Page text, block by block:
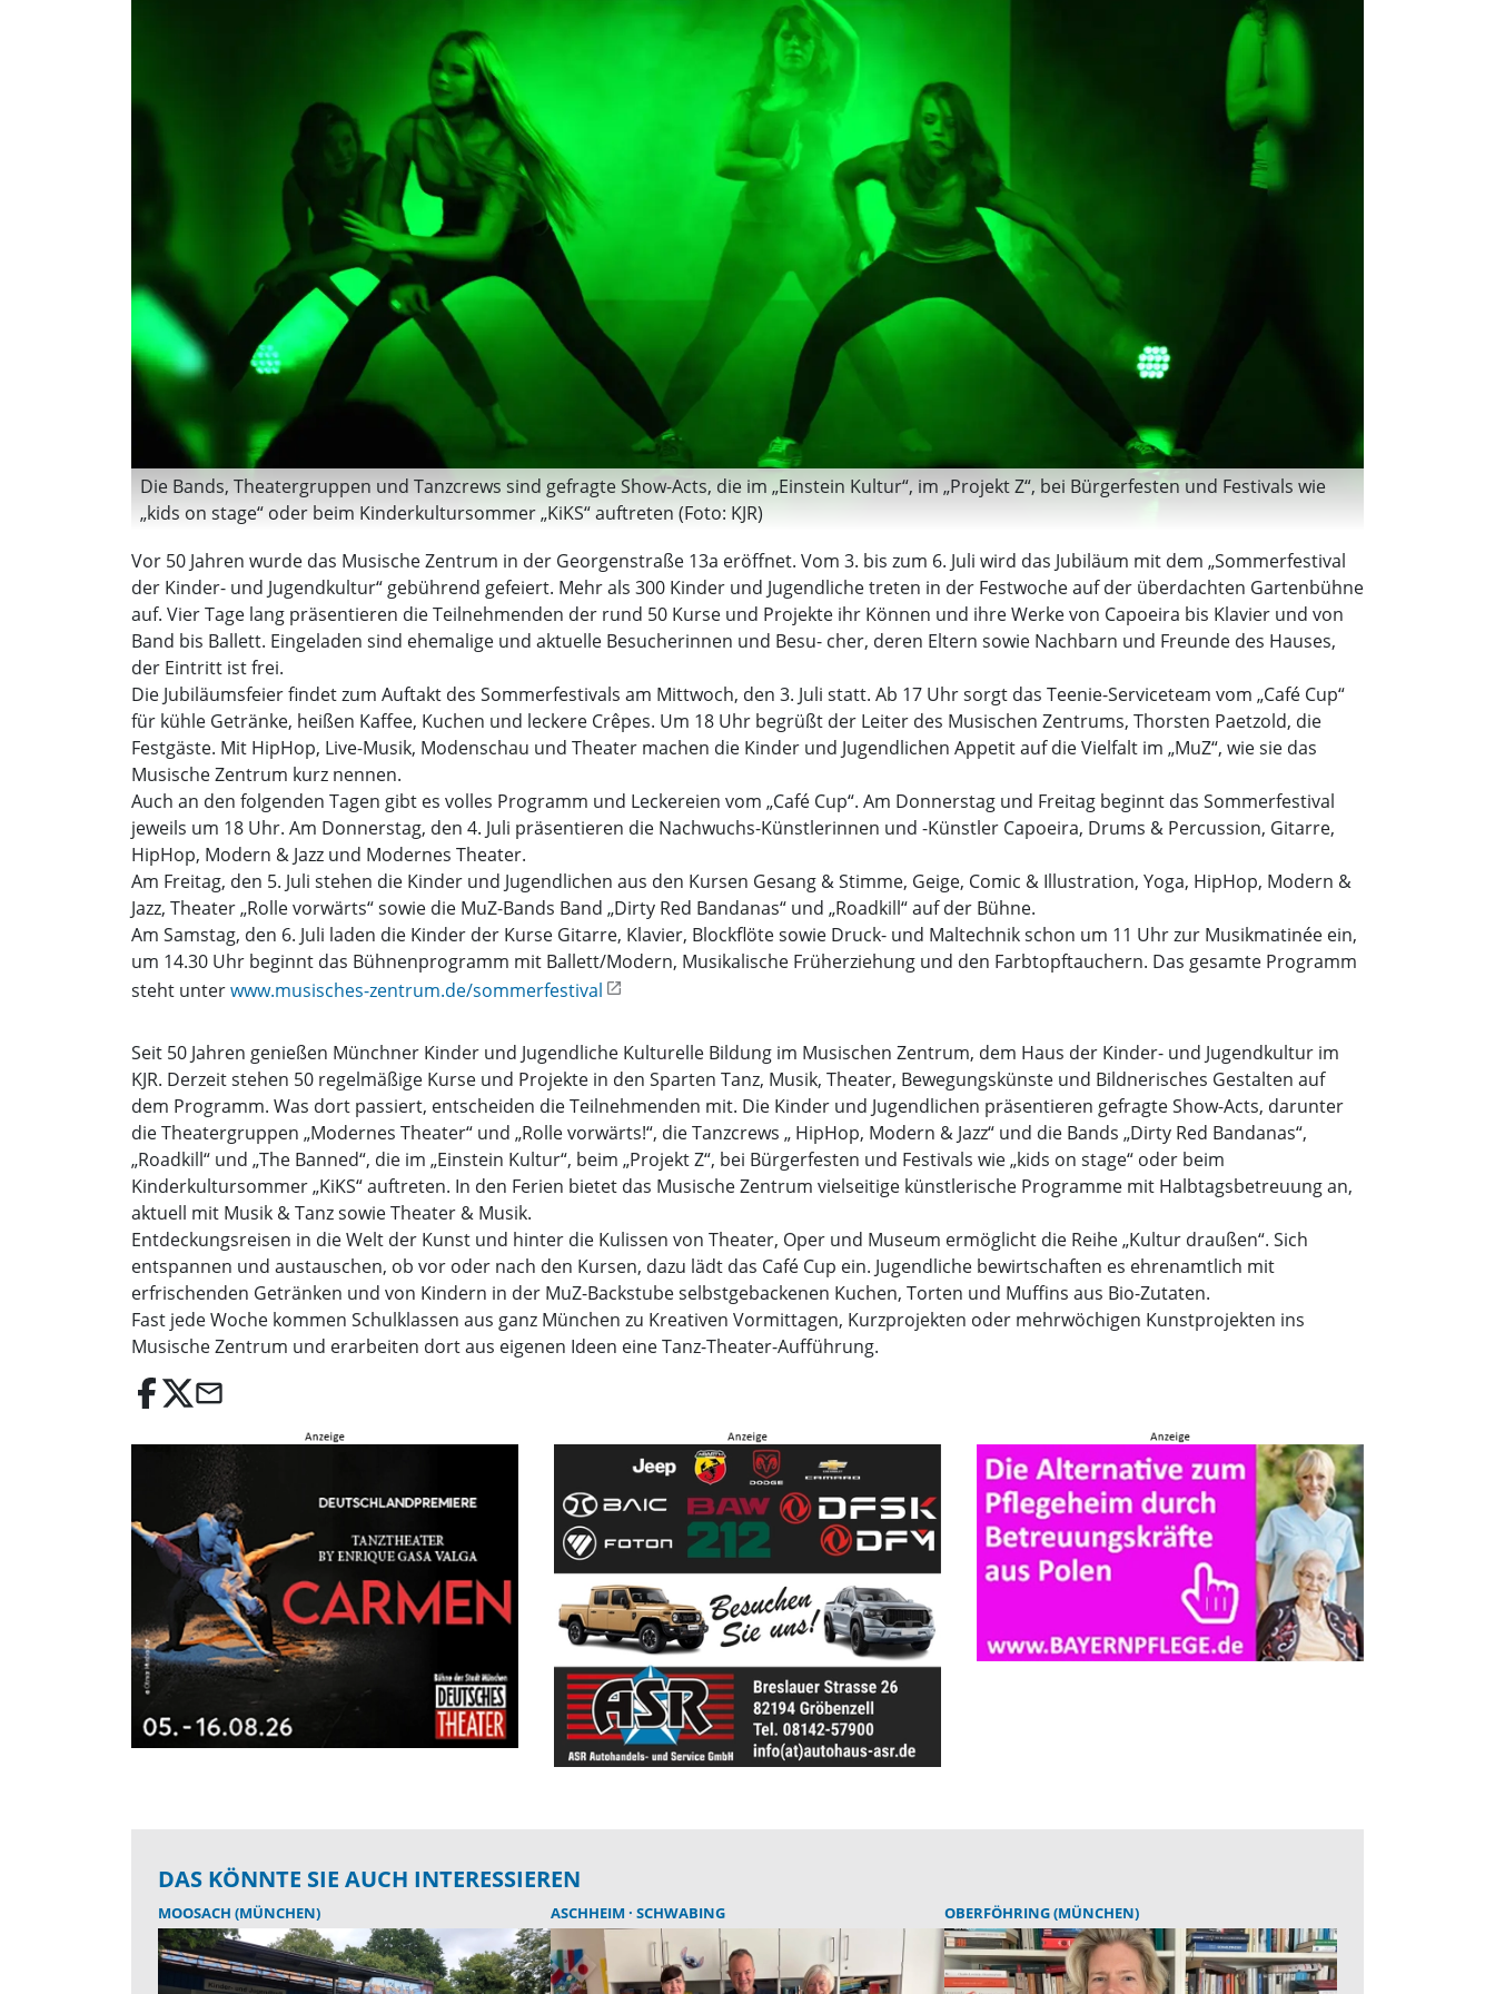
Die Bands, Theatergruppen und Tanzcrews sind gefragte Show-Acts, die im „Einstein Kultur“, im „Projekt Z“, bei Bürgerfesten und Festivals wie
„kids on stage“ oder beim Kinderkultursommer „KiKS“ auftreten (Foto: KJR)
Vor 50 Jahren wurde das Musische Zentrum in der Georgenstraße 13a eröffnet. Vom 3. bis zum 6. Juli wird das Jubiläum mit dem „Sommerfestival
der Kinder- und Jugendkultur“ gebührend gefeiert. Mehr als 300 Kinder und Jugendliche treten in der Festwoche auf der überdachten Gartenbühne
auf. Vier Tage lang präsentieren die Teilnehmenden der rund 50 Kurse und Projekte ihr Können und ihre Werke von Capoeira bis Klavier und von
Band bis Ballett. Eingeladen sind ehemalige und aktuelle Besucherinnen und Besu- cher, deren Eltern sowie Nachbarn und Freunde des Hauses,
der Eintritt ist frei.
Die Jubiläumsfeier findet zum Auftakt des Sommerfestivals am Mittwoch, den 3. Juli statt. Ab 17 Uhr sorgt das Teenie-Serviceteam vom „Café Cup“
für kühle Getränke, heißen Kaffee, Kuchen und leckere Crêpes. Um 18 Uhr begrüßt der Leiter des Musischen Zentrums, Thorsten Paetzold, die
Festgäste. Mit HipHop, Live-Musik, Modenschau und Theater machen die Kinder und Jugendlichen Appetit auf die Vielfalt im „MuZ“, wie sie das
Musische Zentrum kurz nennen.
Auch an den folgenden Tagen gibt es volles Programm und Leckereien vom „Café Cup“. Am Donnerstag und Freitag beginnt das Sommerfestival
jeweils um 18 Uhr. Am Donnerstag, den 4. Juli präsentieren die Nachwuchs-Künstlerinnen und -Künstler Capoeira, Drums & Percussion, Gitarre,
HipHop, Modern & Jazz und Modernes Theater.
Am Freitag, den 5. Juli stehen die Kinder und Jugendlichen aus den Kursen Gesang & Stimme, Geige, Comic & Illustration, Yoga, HipHop, Modern &
Jazz, Theater „Rolle vorwärts“ sowie die MuZ-Bands Band „Dirty Red Bandanas“ und „Roadkill“ auf der Bühne.
Am Samstag, den 6. Juli laden die Kinder der Kurse Gitarre, Klavier, Blockflöte sowie Druck- und Maltechnik schon um 11 Uhr zur Musikmatinée ein,
um 14.30 Uhr beginnt das Bühnenprogramm mit Ballett/Modern, Musikalische Früherziehung und den Farbtopftauchern. Das gesamte Programm
steht unterwww.musisches-zentrum.de/sommerfestival
Seit 50 Jahren genießen Münchner Kinder und Jugendliche Kulturelle Bildung im Musischen Zentrum, dem Haus der Kinder- und Jugendkultur im
KJR. Derzeit stehen 50 regelmäßige Kurse und Projekte in den Sparten Tanz, Musik, Theater, Bewegungskünste und Bildnerisches Gestalten auf
dem Programm. Was dort passiert, entscheiden die Teilnehmenden mit. Die Kinder und Jugendlichen präsentieren gefragte Show-Acts, darunter
die Theatergruppen „Modernes Theater“ und „Rolle vorwärts!“, die Tanzcrews „ HipHop, Modern & Jazz“ und die Bands „Dirty Red Bandanas“,
„Roadkill“ und „The Banned“, die im „Einstein Kultur“, beim „Projekt Z“, bei Bürgerfesten und Festivals wie „kids on stage“ oder beim
Kinderkultursommer „KiKS“ auftreten. In den Ferien bietet das Musische Zentrum vielseitige künstlerische Programme mit Halbtagsbetreuung an,
aktuell mit Musik & Tanz sowie Theater & Musik.
Entdeckungsreisen in die Welt der Kunst und hinter die Kulissen von Theater, Oper und Museum ermöglicht die Reihe „Kultur draußen“. Sich
entspannen und austauschen, ob vor oder nach den Kursen, dazu lädt das Café Cup ein. Jugendliche bewirtschaften es ehrenamtlich mit
erfrischenden Getränken und von Kindern in der MuZ-Backstube selbstgebackenen Kuchen, Torten und Muffins aus Bio-Zutaten.
Fast jede Woche kommen Schulklassen aus ganz München zu Kreativen Vormittagen, Kurzprojekten oder mehrwöchigen Kunstprojekten ins
Musische Zentrum und erarbeiten dort aus eigenen Ideen eine Tanz-Theater-Aufführung.
email
DAS KÖNNTE SIE AUCH INTERESSIEREN
MOOSACH (MÜNCHEN) ASCHHEIM SCHWABING OBERFÖHRING (MÜNCHEN)